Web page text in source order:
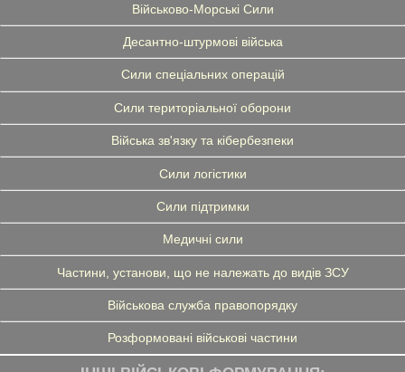
Військово-Морські Сили
Десантно-штурмові війська
Сили спеціальних операцій
Сили територіальної оборони
Війська зв'язку та кібербезпеки
Сили логістики
Сили підтримки
Медичні сили
Частини, установи, що не належать до видів ЗСУ
Військова служба правопорядку
Розформовані військові частини